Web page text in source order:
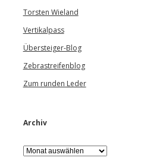
Torsten Wieland
Vertikalpass
Übersteiger-Blog
Zebrastreifenblog
Zum runden Leder
Archiv
A
r